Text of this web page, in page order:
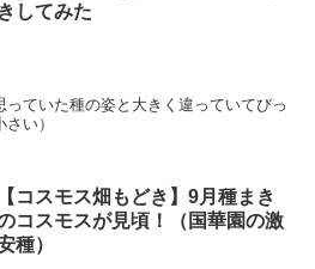
きしてみた
ていた種の姿と大きく違っていてびっ
い）
【コスモス畑もどき】9月種まき
コスモスが見頃！（国華園の激
種）